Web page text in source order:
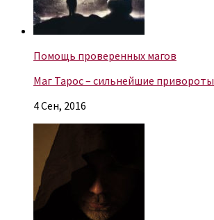
Помощь проверенных магов
Маг Тарос – сильнейшие привороты
4 Сен, 2016